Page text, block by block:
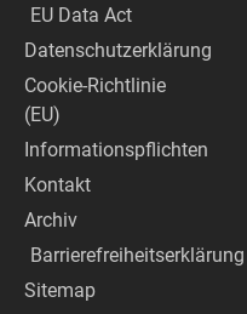
EU Data Act
Datenschutzerklärung
Cookie-Richtlinie
(EU)
Informationspflichten
Kontakt
Archiv
Barrierefreiheitserklärung
Sitemap